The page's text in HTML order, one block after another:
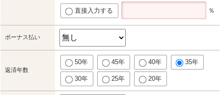
直接入力する ％
ボーナス払い
返済年数
50年 45年 40年 35年
30年 25年 20年